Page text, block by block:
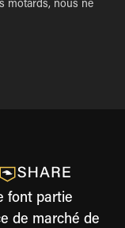
motards, nous ne
font partie
de marché de